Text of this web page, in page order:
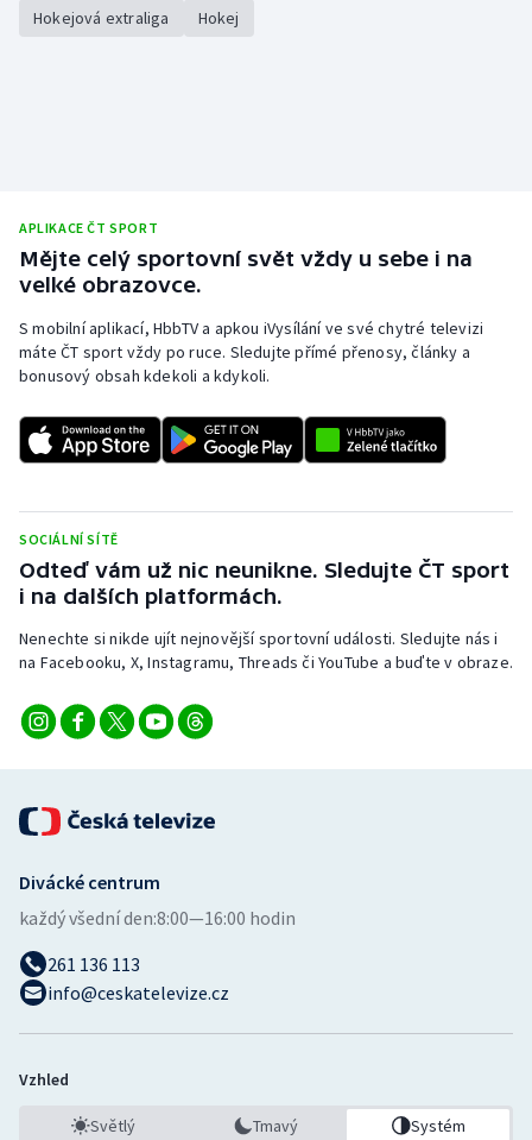
Hokejová extraliga Hokej
APLIKACE ČT SPORT
Mějte celý sportovní svět vždy u sebe i na
velké obrazovce.
S mobilní aplikací, HbbTV a apkou iVysílání ve své chytré televizi
máte ČT sport vždy po ruce. Sledujte přímé přenosy, články a
bonusový obsah kdekoli a kdykoli.
SOCIÁLNÍ SÍTĚ
Odteď vám už nic neunikne. Sledujte ČT sport
i na dalších platformách.
Nenechte si nikde ujít nejnovější sportovní události. Sledujte nás i
na Facebooku, X, Instagramu, Threads či YouTube a buďte v obraze.
Divácké centrum
každý všední den:8:00—16:00 hodin
261 136 113
info@ceskatelevize.cz
Vzhled
Světlý Tmavý Systém